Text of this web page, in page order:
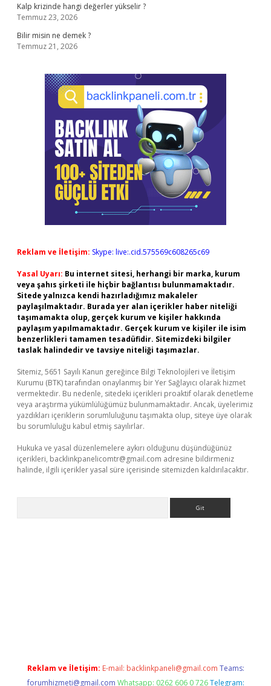
Kalp krizinde hangi değerler yükselir ?
Temmuz 23, 2026
Bilir misin ne demek ?
Temmuz 21, 2026
Reklam ve İletişim: Skype: live:.cid.575569c608265c69
Yasal Uyarı: Bu internet sitesi, herhangi bir marka, kurum
veya şahıs şirketi ile hiçbir bağlantısı bulunmamaktadır.
Sitede yalnızca kendi hazırladığımız makaleler
paylaşılmaktadır. Burada yer alan içerikler haber niteliği
taşımamakta olup, gerçek kurum ve kişiler hakkında
paylaşım yapılmamaktadır. Gerçek kurum ve kişiler ile isim
benzerlikleri tamamen tesadüfidir. Sitemizdeki bilgiler
taslak halindedir ve tavsiye niteliği taşımazlar.
Sitemiz, 5651 Sayılı Kanun gereğince Bilgi Teknolojileri ve İletişim
Kurumu (BTK) tarafından onaylanmış bir Yer Sağlayıcı olarak hizmet
vermektedir. Bu nedenle, sitedeki içerikleri proaktif olarak denetleme
veya araştırma yükümlülüğümüz bulunmamaktadır. Ancak, üyelerimiz
yazdıkları içeriklerin sorumluluğunu taşımakta olup, siteye üye olarak
bu sorumluluğu kabul etmiş sayılırlar.
Hukuka ve yasal düzenlemelere aykırı olduğunu düşündüğünüz
içerikleri, backlinkpanelicomtr@gmail.com adresine bildirmeniz
halinde, ilgili içerikler yasal süre içerisinde sitemizden kaldırılacaktır.
Reklam ve İletişim: E-mail: backlinkpaneli@gmail.com Teams:
forumhizmeti@gmail.com Whatsapp: 0262 606 0 726 Telegram: